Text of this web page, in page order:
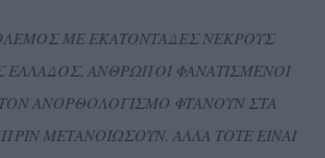
ΜΕ ΕΚΑΤΟΝΤΑΔΕΣ ΝΕΚΡΟΥΣ
ΕΛΛΑΔΟΣ. ΑΝΘΡΩΠΟΙ ΦΑΝΑΤΙΣΜΕΝΟΙ
ΑΝΟΡΘΟΛΟΓΙΣΜΟ ΦΤΑΝΟΥΝ ΣΤΑ
ΜΕΤΑΝΟΙΩΣΟΥΝ. ΑΛΛΑ ΤΟΤΕ ΕΙΝΑΙ